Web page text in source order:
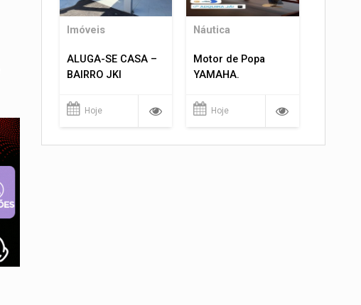
Imóveis
ALUGA-SE CASA –
BAIRRO JKI
Hoje
Náutica
Motor de Popa
YAMAHA.
Hoje